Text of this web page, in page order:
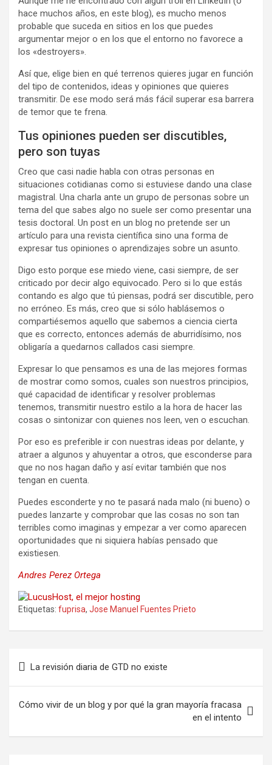
hace muchos años, en este blog), es mucho menos
probable que suceda en sitios en los que puedes
argumentar mejor o en los que el entorno no favorece a
los «destroyers».
Así que, elige bien en qué terrenos quieres jugar en función
del tipo de contenidos, ideas y opiniones que quieres
transmitir. De ese modo será más fácil superar esa barrera
de temor que te frena.
Tus opiniones pueden ser discutibles,
pero son tuyas
Creo que casi nadie habla con otras personas en
situaciones cotidianas como si estuviese dando una clase
magistral. Una charla ante un grupo de personas sobre un
tema del que sabes algo no suele ser como presentar una
tesis doctoral. Un post en un blog no pretende ser un
artículo para una revista científica sino una forma de
expresar tus opiniones o aprendizajes sobre un asunto.
Digo esto porque ese miedo viene, casi siempre, de ser
criticado por decir algo equivocado. Pero si lo que estás
contando es algo que tú piensas, podrá ser discutible, pero
no erróneo. Es más, creo que si sólo hablásemos o
compartiésemos aquello que sabemos a ciencia cierta
que es correcto, entonces además de aburridísimo, nos
obligaría a quedarnos callados casi siempre.
Expresar lo que pensamos es una de las mejores formas
de mostrar como somos, cuales son nuestros principios,
qué capacidad de identificar y resolver problemas
tenemos, transmitir nuestro estilo a la hora de hacer las
cosas o sintonizar con quienes nos leen, ven o escuchan.
Por eso es preferible ir con nuestras ideas por delante, y
atraer a algunos y ahuyentar a otros, que esconderse para
que no nos hagan daño y así evitar también que nos
tengan en cuenta.
Puedes esconderte y no te pasará nada malo (ni bueno) o
puedes lanzarte y comprobar que las cosas no son tan
terribles como imaginas y empezar a ver como aparecen
oportunidades que ni siquiera habías pensado que
existiesen.
Andres Perez Ortega
Etiquetas: fuprisa, Jose Manuel Fuentes Prieto
La revisión diaria de GTD no existe
Cómo vivir de un blog y por qué la gran mayoría fracasa
en el intento